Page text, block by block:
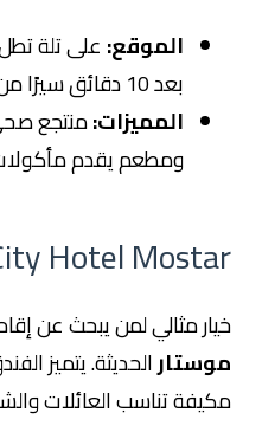
الموقع: على تلة
بعد 10 دقائق سيرًا من مركز المدينة.
المميزات:منتجع
ومطعم يقدم
Hotel Mostar
خيار مثالي لمن يبحث عن
موستارالحديثة. يتميز
مكيفة تناسب العائلات